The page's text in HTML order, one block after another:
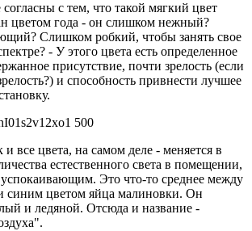
с тем, что такой мягкий цвет
цветом года - он слишком нежный?
Слишком робкий, чтобы занять свое
- У этого цвета есть определенное
присутствие, почти зрелость (если
и способность привнести лучшее
и все цвета, на самом деле - меняется в
естественного света в помещении,
успокаивающим. Это что-то среднее между
синим цветом яйца малиновки. Он
и ледяной. Отсюда и название -